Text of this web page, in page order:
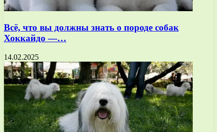
Всё, что вы должны знать о породе собак
Хоккайдо —…
14.02.2025